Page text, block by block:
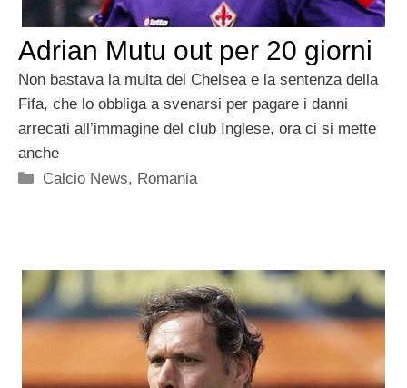
Adrian Mutu out per 20 giorni
Non bastava la multa del Chelsea e la sentenza della
Fifa, che lo obbliga a svenarsi per pagare i danni
arrecati all’immagine del club Inglese, ora ci si mette
anche
Categorie
Calcio News, Romania